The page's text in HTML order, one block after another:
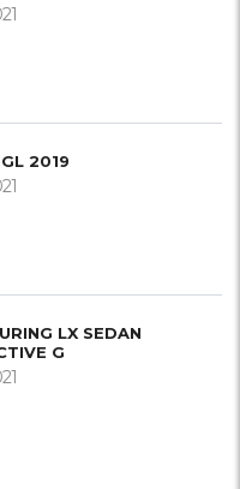
2019
LX SEDAN
G